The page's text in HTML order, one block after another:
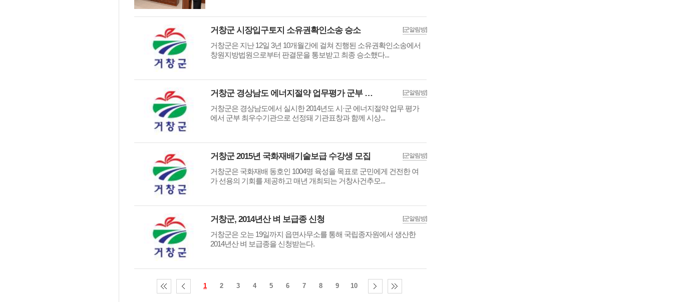
[군알림방]
거창군 시장입구토지 소유권확인소송 승소
거창군은 지난 12일 3년 10개월간에 걸쳐 진행된 소유권확인소송에서
창원지방법원으로부터 판결문을 통보받고 최종 승소했다...
[군알림방]
거창군 경상남도 에너지절약 업무평가 군부 최우수 선정
거창군은 경상남도에서 실시한 2014년도 시·군 에너지절약 업무 평가
에서 군부 최우수기관으로 선정돼 기관표창과 함께 시상...
[군알림방]
거창군 2015년 국화재배기술보급 수강생 모집
거창군은 국화재배 동호인 1004명 육성을 목표로 군민에게 건전한 여
가 선용의 기회를 제공하고 매년 개최되는 거창사건추모...
[군알림방]
거창군, 2014년산 벼 보급종 신청
거창군은 오는 19일까지 읍면사무소를 통해 국립종자원에서 생산한
2014년산 벼 보급종을 신청받는다.
1 2 3 4 5 6 7 8 9 10